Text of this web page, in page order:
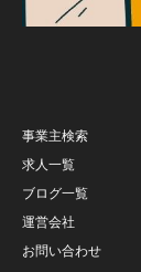
事業主検索
求人一覧
ブログ一覧
運営会社
お問い合わせ